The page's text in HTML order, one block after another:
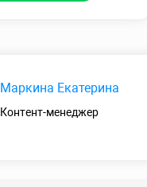
Маркина Екатерина
Контент-менеджер